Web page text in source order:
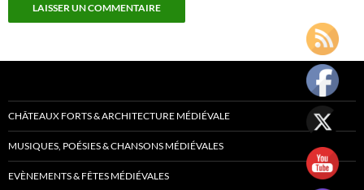
CHÂTEAUX FORTS & ARCHITECTURE MÉDIÉVALE
MUSIQUES, POÉSIES & CHANSONS MÉDIÉVALES
EVÈNEMENTS & FÊTES MÉDIÉVALES